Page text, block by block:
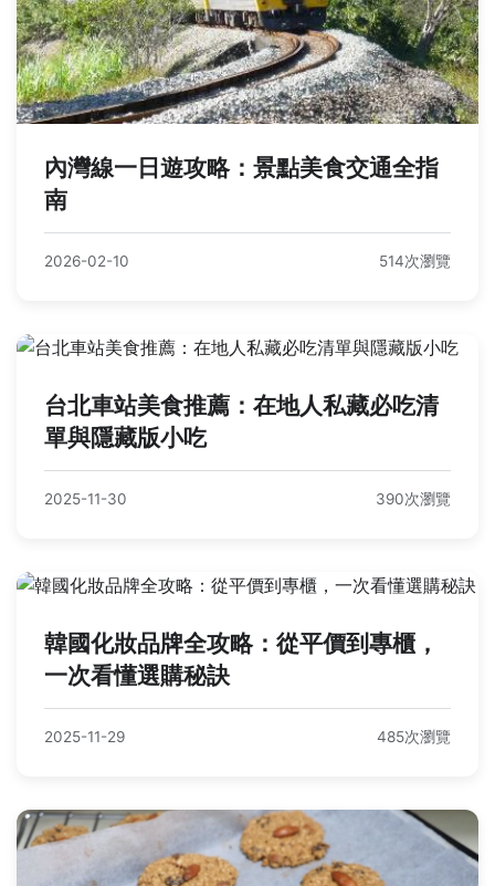
內灣線一日遊攻略：景點美食交通全指
南
2026-02-10 514次瀏覽
台北車站美食推薦：在地人私藏必吃清
單與隱藏版小吃
2025-11-30 390次瀏覽
韓國化妝品牌全攻略：從平價到專櫃，
一次看懂選購秘訣
2025-11-29 485次瀏覽